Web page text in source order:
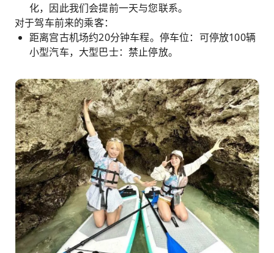
化，因此我们会提前一天与您联系。
对于驾车前来的乘客：
距离宫古机场约20分钟车程。停车位：可停放100辆
小型汽车，大型巴士：禁止停放。